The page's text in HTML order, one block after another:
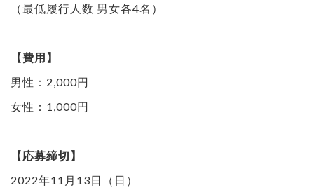
（最低履行人数 男女各4名）
【費用】
男性：2,000円
女性：1,000円
【応募締切】
2022年11月13日（日）